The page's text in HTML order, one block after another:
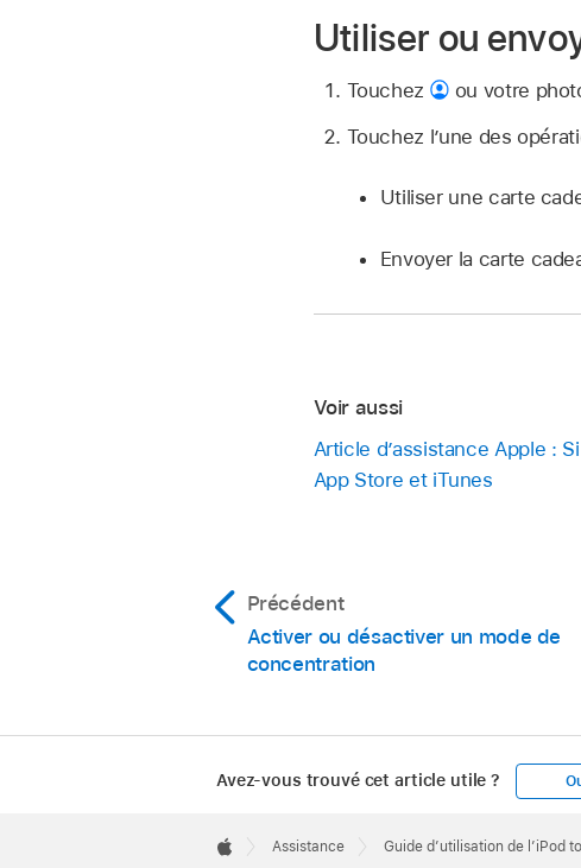
Utiliser ou
Touchez
ou votre
Touchez l’une des
Utiliser une carte
Envoyer la carte
Voir aussi
Article d’assistance Apple :
App Store et iTunes
Précédent
Activer ou désactiver un mode de
concentration
Avez-vous trouvé cet article utile ?
Footer

Assistance Guide d’utilisation de l’iPod